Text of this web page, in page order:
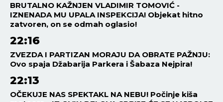
BRUTALNO KAŽNJEN VLADIMIR TOMOVIĆ -
IZNENADA MU UPALA INSPEKCIJA! Objekat hitno
zatvoren, on se odmah oglasio!
22:16
ZVEZDA I PARTIZAN MORAJU DA OBRATE PAŽNJU:
Ovo spaja Džabarija Parkera i Šabaza Nejpira!
22:13
OČEKUJE NAS SPEKTAKL NA NEBU! Počinje kiša